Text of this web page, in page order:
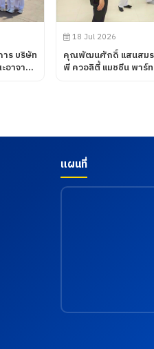
ร บริษัท
าจารย์
18 Jul 2026
คุณพัฒนศักดิ์ แสนสมร
พี ควอลิตี้ แมชชีน พาร์ท
แผนที่